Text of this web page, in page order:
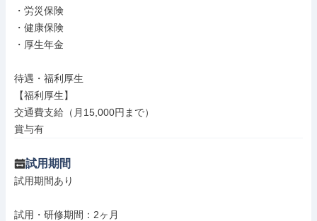
・労災保険
・健康保険
・厚生年金
待遇・福利厚生
【福利厚生】
交通費支給（月15,000円まで）
賞与有
試用期間
試用期間あり
試用・研修期間：2ヶ月